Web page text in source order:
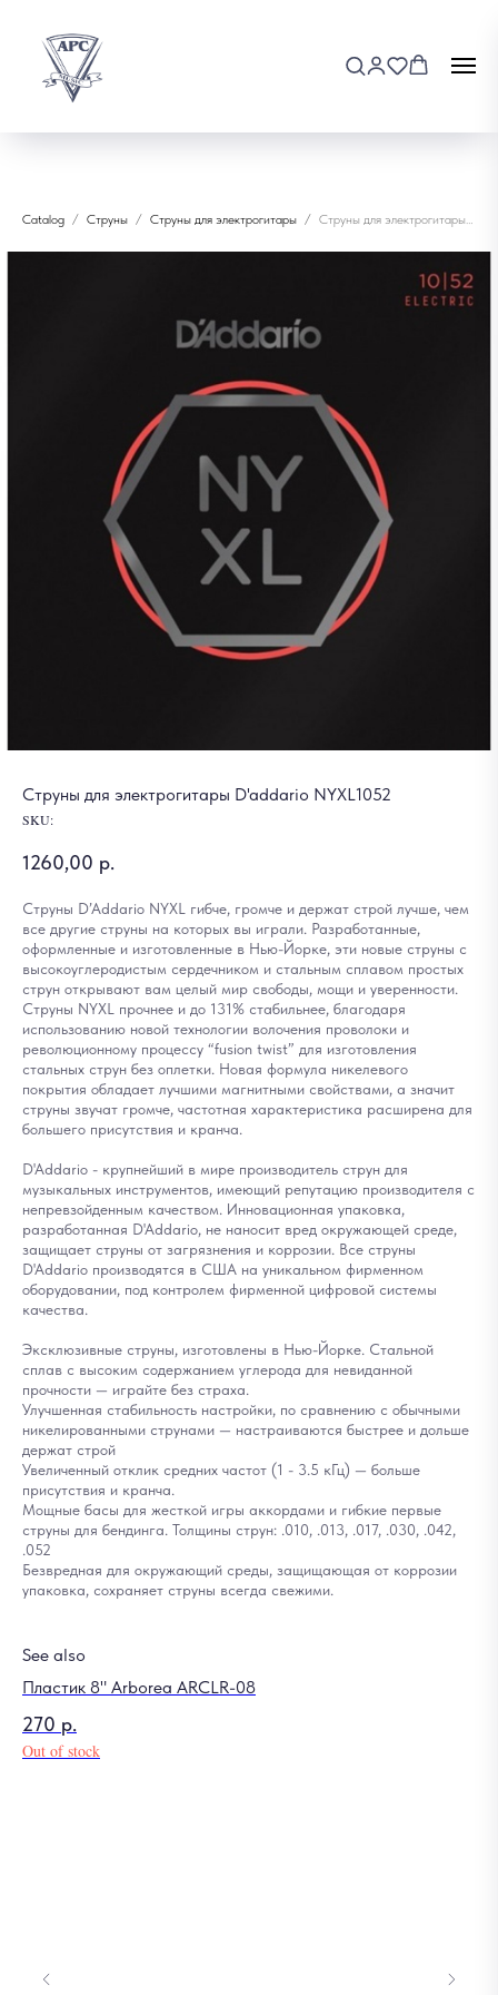
Catalog Струны Струны для электрогитары Струны для электрогитары D'addario NYXL1052
Струны для электрогитары D'addario NYXL1052
SKU:
1260,00 р.
Струны D’Addario NYXL гибче, громче и держат строй лучше, чем
все другие струны на которых вы играли. Разработанные,
оформленные и изготовленные в Нью-Йорке, эти новые струны с
высокоуглеродистым сердечником и стальным сплавом простых
струн открывают вам целый мир свободы, мощи и уверенности.
Струны NYXL прочнее и до 131% стабильнее, благодаря
использованию новой технологии волочения проволоки и
революционному процессу “fusion twist” для изготовления
стальных струн без оплетки. Новая формула никелевого
покрытия обладает лучшими магнитными свойствами, а значит
струны звучат громче, частотная характеристика расширена для
большего присутствия и кранча.
D'Addario - крупнейший в мире производитель струн для
музыкальных инструментов, имеющий репутацию производителя с
непревзойденным качеством. Инновационная упаковка,
разработанная D'Addario, не наносит вред окружающей среде,
защищает струны от загрязнения и коррозии. Все струны
D'Addario производятся в США на уникальном фирменном
оборудовании, под контролем фирменной цифровой системы
качества.
Эксклюзивные струны, изготовлены в Нью-Йорке. Стальной
сплав с высоким содержанием углерода для невиданной
прочности — играйте без страха.
Улучшенная стабильность настройки, по сравнению с обычными
никелированными струнами — настраиваются быстрее и дольше
держат строй
Увеличенный отклик средних частот (1 - 3.5 кГц) — больше
присутствия и кранча.
Мощные басы для жесткой игры аккордами и гибкие первые
струны для бендинга. Толщины струн: .010, .013, .017, .030, .042,
.052
Безвредная для окружающий среды, защищающая от коррозии
упаковка, сохраняет струны всегда свежими.
See also
Пластик 8" Arborea ARCLR-08
270 р.
Out of stock